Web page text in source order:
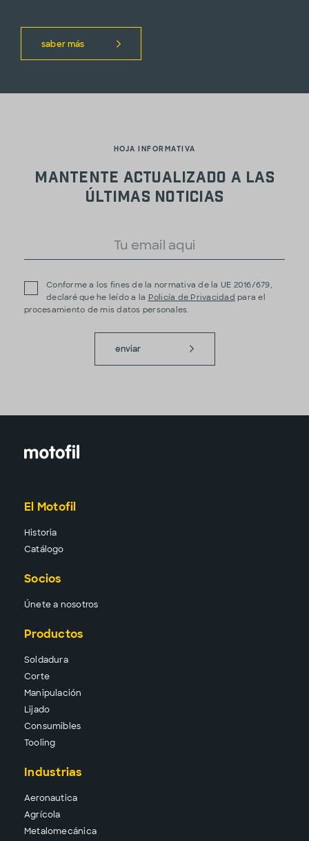
saber más
HOJA INFORMATIVA
Mantente actualizado a las
últimas noticias
Conforme a los fines de la normativa de la UE 2016/679,
declaré que he leído a la Policía de Privacidad para el
procesamiento de mis datos personales.
enviar
El Motofil
Historia
Catálogo
Socios
Únete a nosotros
Productos
Soldadura
Corte
Manipu lación
Lijado
Consumibles
Tool ing
Industrias
Aeronautica
Agrícola
Metalomecánica